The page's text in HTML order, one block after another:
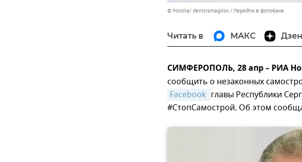
© Fotolia/ denisismagilov Перейти в фотобанк
Читать в МАКС Дзен
СИМФЕРОПОЛЬ, 28 апр – РИА
сообщить о незаконных
Facebook главы Республики
#СтопСамострой. Об этом